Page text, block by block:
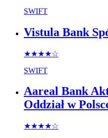
SWIFT
Vistula Bank
★★★★☆
SWIFT
Aareal Bank
Oddział w
★★★★☆